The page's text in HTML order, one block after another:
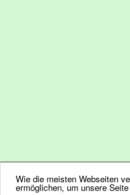
Wie die meisten Webseiten
ermöglichen, um unsere